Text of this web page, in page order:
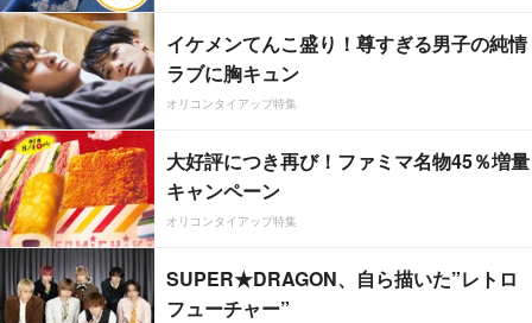
イケメンてんこ盛り！尊すぎる男子の純情
ラブに胸キュン
オリコンタイアップ特集
大好評につき再び！ファミマ名物45％増量
キャンペーン
オリコンタイアップ特集
SUPER★DRAGON、自ら描いた”レトロ
フューチャー”